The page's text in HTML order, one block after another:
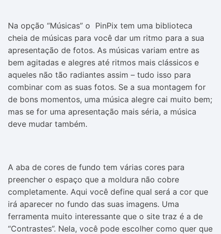
Na opção “Músicas” o PinPix tem uma biblioteca
cheia de músicas para você dar um ritmo para a sua
apresentação de fotos. As músicas variam entre as
bem agitadas e alegres até ritmos mais clássicos e
aqueles não tão radiantes assim – tudo isso para
combinar com as suas fotos. Se a sua montagem for
de bons momentos, uma música alegre cai muito bem;
mas se for uma apresentação mais séria, a música
deve mudar também.
A aba de cores de fundo tem várias cores para
preencher o espaço que a moldura não cobre
completamente. Aqui você define qual será a cor que
irá aparecer no fundo das suas imagens. Uma
ferramenta muito interessante que o site traz é a de
“Contrastes”. Nela, você pode escolher como quer que